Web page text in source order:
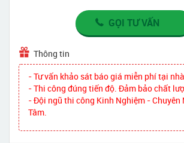
GỌI TƯ VẤN
Thông tin
- Tư vấn khảo sát báo giá miễn phí tại
- Thi công đúng tiến độ. Đảm bảo chất
- Đội ngũ thi công Kinh Nghiệm - Chuyên
Tâm.